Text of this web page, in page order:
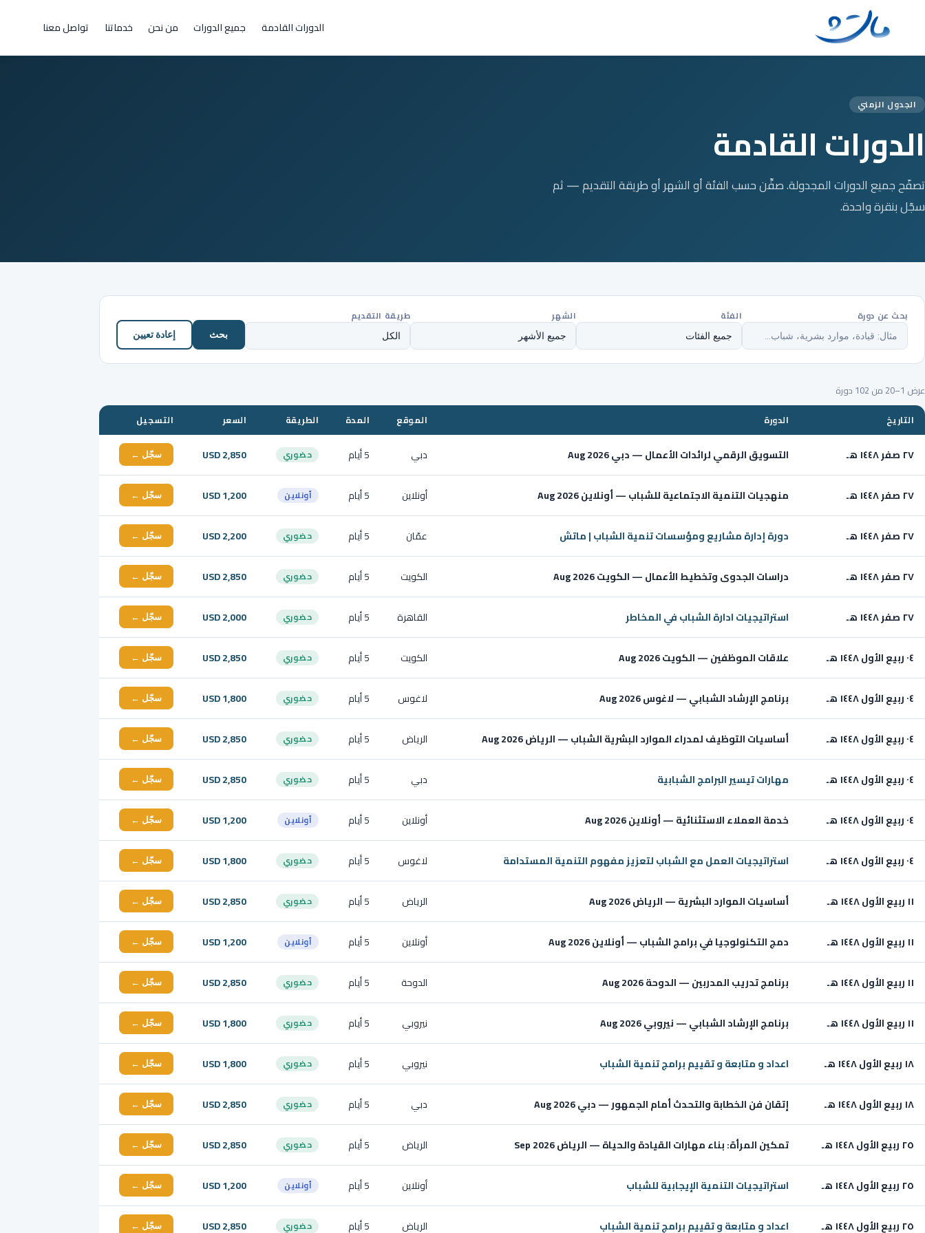
الدورات القادمة جميع الدورات من نحن خدماتنا تواصل معنا
الجدول الزمني
الدورات القادمة
تصفّح جميع الدورات المجدولة. صفِّن حسب الفئة أو الشهر أو طريقة التقديم — ثم
سجّل بنقرة واحدة.
بحث عن دورة الفئة الشهر طريقة التقديم
بحث إعادة تعيين
عرض 1–20 من 102 دورة
التاريخ الدورة الموقع المدة الطريقة السعر التسجيل
٢٧ صفر ١٤٤٨ هـ التسويق الرقمي لرائدات الأعمال — دبي Aug 2026 دبي 5 أيام حضوري USD 2,850 سجّل ←
٢٧ صفر ١٤٤٨ هـ منهجيات التنمية الاجتماعية للشباب — أونلاين Aug 2026 أونلاين 5 أيام أونلاين USD 1,200 سجّل ←
٢٧ صفر ١٤٤٨ هـ دورة إدارة مشاريع ومؤسسات تنمية الشباب | ماتش عمّان 5 أيام حضوري USD 2,200 سجّل ←
٢٧ صفر ١٤٤٨ هـ دراسات الجدوى وتخطيط الأعمال — الكويت Aug 2026 الكويت 5 أيام حضوري USD 2,850 سجّل ←
٢٧ صفر ١٤٤٨ هـ استراتيجيات ادارة الشباب في المخاطر القاهرة 5 أيام حضوري USD 2,000 سجّل ←
٠٤ ربيع الأول ١٤٤٨ هـ علاقات الموظفين — الكويت Aug 2026 الكويت 5 أيام حضوري USD 2,850 سجّل ←
٠٤ ربيع الأول ١٤٤٨ هـ برنامج الإرشاد الشبابي — لاغوس Aug 2026 لاغوس 5 أيام حضوري USD 1,800 سجّل ←
٠٤ ربيع الأول ١٤٤٨ هـ أساسيات التوظيف لمدراء الموارد البشرية الشباب — الرياض Aug 2026 الرياض 5 أيام حضوري USD 2,850 سجّل ←
٠٤ ربيع الأول ١٤٤٨ هـ مهارات تيسير البرامج الشبابية دبي 5 أيام حضوري USD 2,850 سجّل ←
٠٤ ربيع الأول ١٤٤٨ هـ خدمة العملاء الاستثنائية — أونلاين Aug 2026 أونلاين 5 أيام أونلاين USD 1,200 سجّل ←
٠٤ ربيع الأول ١٤٤٨ هـ استراتيجيات العمل مع الشباب لتعزيز مفهوم التنمية المستدامة لاغوس 5 أيام حضوري USD 1,800 سجّل ←
١١ ربيع الأول ١٤٤٨ هـ أساسيات الموارد البشرية — الرياض Aug 2026 الرياض 5 أيام حضوري USD 2,850 سجّل ←
١١ ربيع الأول ١٤٤٨ هـ دمج التكنولوجيا في برامج الشباب — أونلاين Aug 2026 أونلاين 5 أيام أونلاين USD 1,200 سجّل ←
١١ ربيع الأول ١٤٤٨ هـ برنامج تدريب المدربين — الدوحة Aug 2026 الدوحة 5 أيام حضوري USD 2,850 سجّل ←
١١ ربيع الأول ١٤٤٨ هـ برنامج الإرشاد الشبابي — نيروبي Aug 2026 نيروبي 5 أيام حضوري USD 1,800 سجّل ←
١٨ ربيع الأول ١٤٤٨ هـ اعداد و متابعة و تقييم برامج تنمية الشباب نيروبي 5 أيام حضوري USD 1,800 سجّل ←
١٨ ربيع الأول ١٤٤٨ هـ إتقان فن الخطابة والتحدث أمام الجمهور — دبي Aug 2026 دبي 5 أيام حضوري USD 2,850 سجّل ←
٢٥ ربيع الأول ١٤٤٨ هـ تمكين المرأة: بناء مهارات القيادة والحياة — الرياض Sep 2026 الرياض 5 أيام حضوري USD 2,850 سجّل ←
٢٥ ربيع الأول ١٤٤٨ هـ استراتيجيات التنمية الإيجابية للشباب أونلاين 5 أيام أونلاين USD 1,200 سجّل ←
٢٥ ربيع الأول ١٤٤٨ هـ اعداد و متابعة و تقييم برامج تنمية الشباب الرياض 5 أيام حضوري USD 2,850 سجّل ←